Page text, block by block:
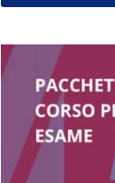
prezzo
originale
era:
€573,00.
Il
attuale
è:
€262,00.